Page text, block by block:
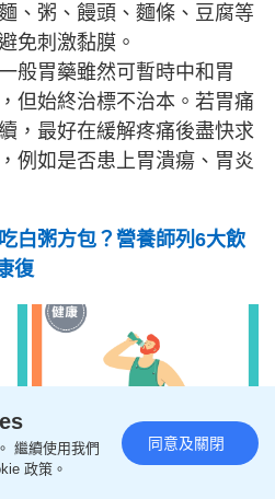
、粥、饅頭、麵條、豆腐等
免刺激黏膜。
般胃藥雖然可暫時中和胃
但始終治標不治本。若胃痛
，最好在緩解疼痛後盡快求
例如是否患上胃潰瘍、胃炎
白粥方包？營養師列6大飲
復
繼續使用我們
政策。
同意及關閉